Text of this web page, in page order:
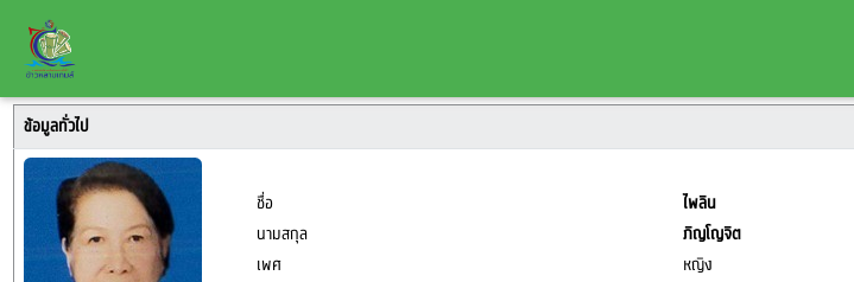
ข้อมูลทั่วไป
ชื่อ
ไพลิน
นามสกุล
ภิญโญจิต
เพศ
หญิง